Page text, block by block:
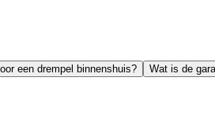
een drempel binnenshuis?
Wat is de